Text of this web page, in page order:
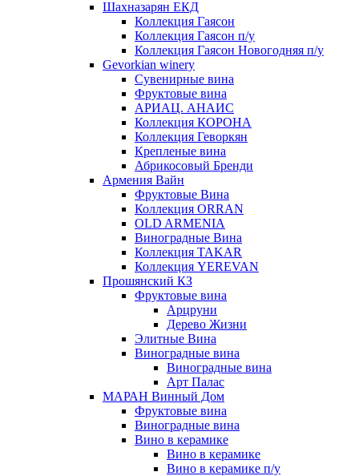
Шахназарян ЕКД
Коллекция Гаясон
Коллекция Гаясон п/у
Коллекция Гаясон Новогодняя п/у
Gevorkian winery
Сувенирные вина
Фруктовые вина
АРИАЦ. АНАИС
Коллекция КОРОНА
Коллекция Геворкян
Крепленые вина
Абрикосовый Бренди
Армения Вайн
Фруктовые Вина
Коллекция ORRAN
OLD ARMENIA
Виноградные Вина
Коллекция TAKAR
Коллекция YEREVAN
Прошянский КЗ
Фруктовые вина
Арцруни
Дерево Жизни
Элитные Вина
Виноградные вина
Виноградные вина
Арт Палас
МАРАН Винный Дом
Фруктовые вина
Виноградные вина
Вино в керамике
Вино в керамике
Вино в керамике п/у